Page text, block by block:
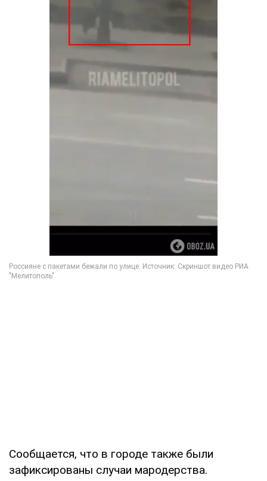
Сообщается, что в городе также были
зафиксированы случаи мародерства.